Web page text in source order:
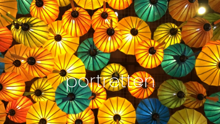
portretten